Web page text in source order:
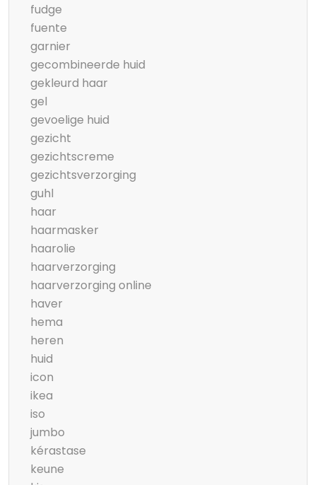
fudge
fuente
garnier
gecombineerde huid
gekleurd haar
gel
gevoelige huid
gezicht
gezichtscreme
gezichtsverzorging
guhl
haar
haarmasker
haarolie
haarverzorging
haarverzorging online
haver
hema
heren
huid
icon
ikea
iso
jumbo
kérastase
keune